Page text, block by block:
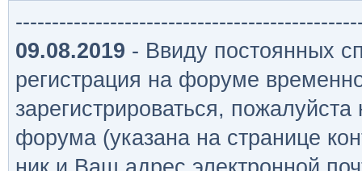
09.08.2019 - Ввиду постоянных
регистрация на форуме
зарегистрироваться,
форума (указана на странице